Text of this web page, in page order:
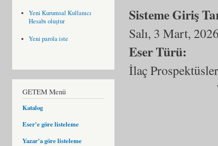
Yeni Kurumsal Kullanıcı
Hesabı oluştur
Yeni parola iste
GETEM Menü
Katalog
Eser'e göre listeleme
Yazar'a göre listeleme
Sisteme Giriş
Salı, 3 Mart,
Eser Türü:
İlaç